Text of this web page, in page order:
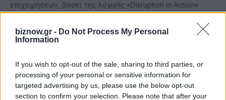
biznow.gr - Do Not Process My Personal
Information
If you wish to opt-out of the sale, sharing to third parties, or
processing of your personal or sensitive information for
targeted advertising by us, please use the below opt-out
section to confirm your selection. Please note that after your
επιχειρήσεων, βάσει της λογικής «Disruption in Action»
ΣΧΕΤΙΚΆ ΆΡΘΡΑ